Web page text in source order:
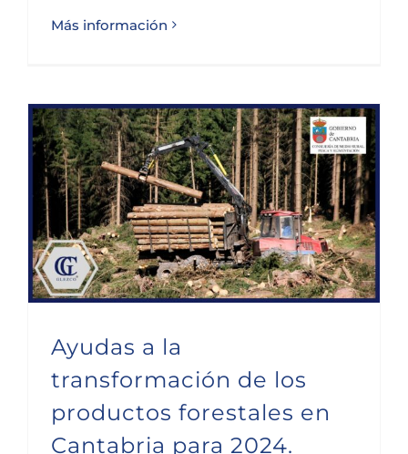
Más información
Ayudas a la
transformación de los
productos forestales en
Cantabria para 2024.